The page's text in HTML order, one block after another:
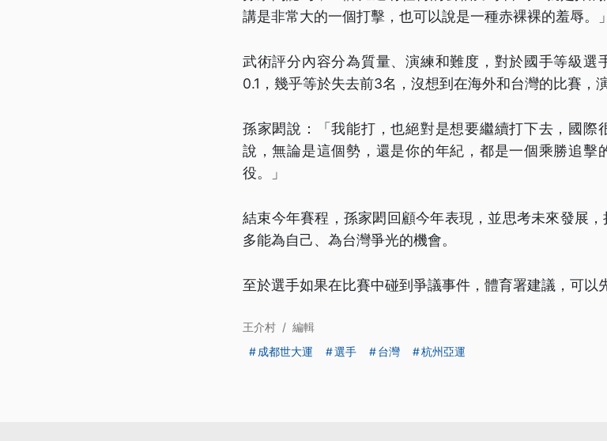
講是非常大的一個打擊，也可以說是一種赤裸裸的羞辱。」
武術評分內容分為質量、演練和難度，對於國手等級選
0.1，幾乎等於失去前3名，沒想到在海外和台灣的比賽，
孫家閎說：「我能打，也絕對是想要繼續打下去，國際
說，無論是這個勢，還是你的年紀，都是一個乘勝追擊
役。」
結束今年賽程，孫家閎回顧今年表現，並思考未來發展
多能為自己、為台灣爭光的機會。
至於選手如果在比賽中碰到爭議事件，體育署建議，可以
王介村 / 編輯
成都世大運
選手 台灣 杭州亞運